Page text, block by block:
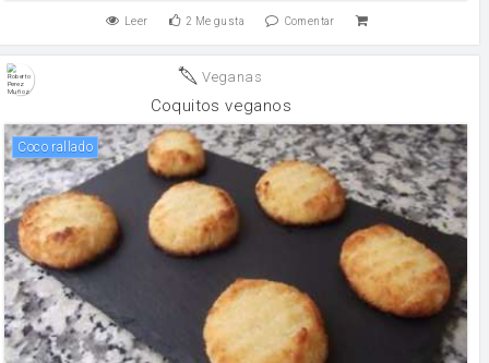
Leer 2 Me gusta Comentar
Veganas
Coquitos veganos
Coco rallado